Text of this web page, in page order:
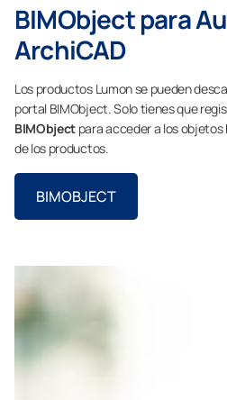
BIMObject para
ArchiCAD
Los productos Lumon se pueden
portal BIMObject. Solo tienes que
BIMObject para acceder a los
de los productos.
BIMOBJECT